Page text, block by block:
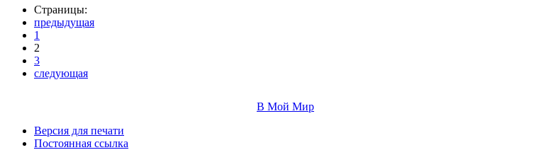
Страницы:
предыдущая
1
2
3
следующая
В Мой Мир
Версия для печати
Постоянная ссылка